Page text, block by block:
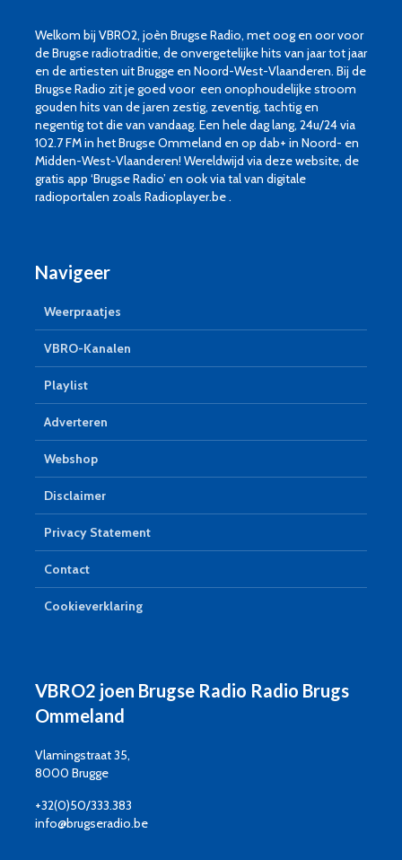
Welkom bij VBRO2, joèn Brugse Radio, met oog en oor voor
de Brugse radiotraditie, de onvergetelijke hits van jaar tot jaar
en de artiesten uit Brugge en Noord-West-Vlaanderen. Bij de
Brugse Radio zit je goed voor een onophoudelijke stroom
gouden hits van de jaren zestig, zeventig, tachtig en
negentig tot die van vandaag. Een hele dag lang, 24u/24 via
102.7 FM in het Brugse Ommeland en op dab+ in Noord- en
Midden-West-Vlaanderen! Wereldwijd via deze website, de
gratis app ‘Brugse Radio’ en ook via tal van digitale
radioportalen zoals Radioplayer.be .
Navigeer
Weerpraatjes
VBRO-Kanalen
Playlist
Adverteren
Webshop
Disclaimer
Privacy Statement
Contact
Cookieverklaring
VBRO2 joen Brugse Radio Radio Brugs
Ommeland
Vlamingstraat 35,
8000 Brugge
+32(0)50/333.383
info@brugseradio.be